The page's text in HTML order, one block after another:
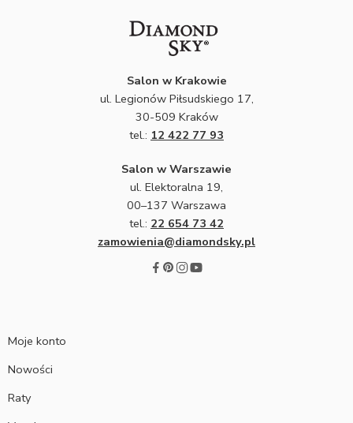
Salon w Krakowie
ul. Legionów Piłsudskiego 17,
30-509 Kraków
tel.: 12 422 77 93
Salon w Warszawie
ul. Elektoralna 19,
00–137 Warszawa
tel.: 22 654 73 42
zamowienia@diamondsky.pl
Moje konto
Nowości
Raty